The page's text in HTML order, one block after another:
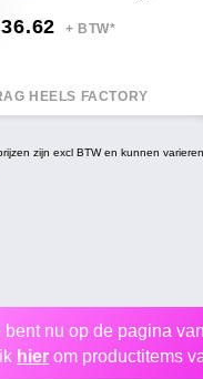
+ BTW*
HEELS FACTORY
zijn excl BTW en kunnen
bent nu op de pagina
hier om productitems